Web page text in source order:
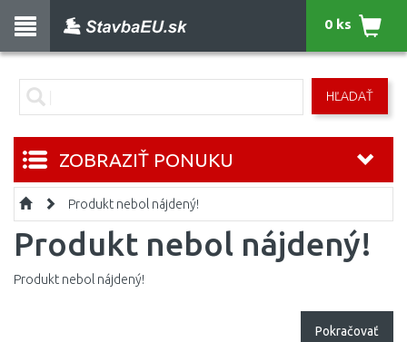
HĽADAŤ
0 ks
ZOBRAZIŤ PONUKU
Produkt nebol nájdený!
Produkt nebol nájdený!
Produkt nebol nájdený!
Pokračovať